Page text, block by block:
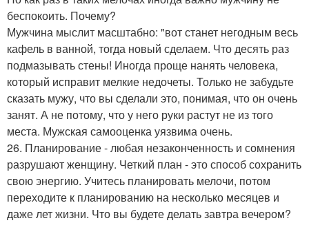
беспокоить. Почему?
Мужчина мыслит масштабно: "вот станет негодным весь
кафель в ванной, тогда новый сделаем. Что десять раз
подмазывать стены! Иногда проще нанять человека,
который исправит мелкие недочеты. Только не забудьте
сказать мужу, что вы сделали это, понимая, что он очень
занят. А не потому, что у него руки растут не из того
места. Мужская самооценка уязвима очень.
26. Планирование - любая незаконченность и сомнения
разрушают женщину. Четкий план - это способ сохранить
свою энергию. Учитесь планировать мелочи, потом
переходите к планированию на несколько месяцев и
даже лет жизни. Что вы будете делать завтра вечером?